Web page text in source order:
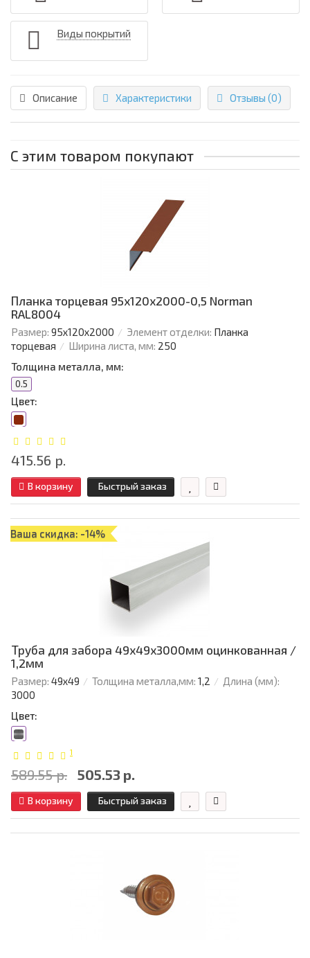
Виды покрытий
Описание Характеристики Отзывы (0)
С этим товаром покупают
Планка торцевая 95х120х2000-0,5 Norman
RAL8004
Размер: 95х120х2000 Элемент отделки: Планка
торцевая
Ширина листа, мм: 250
Толщина металла, мм:
0.5
Цвет:
415.56 р.
В корзину Быстрый заказ
Ваша скидка: -14%
Труба для забора 49х49x3000мм оцинкованная /
1,2мм
Размер: 49х49 Толщина металла,мм: 1,2
Длина (мм):
3000
Цвет:
1
589.55 р. 505.53 р.
В корзину Быстрый заказ